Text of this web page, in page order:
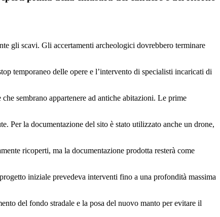
gli scavi. Gli accertamenti archeologici dovrebbero terminare
temporaneo delle opere e l’intervento di specialisti incaricati di
sembrano appartenere ad antiche abitazioni. Le prime
Per la documentazione del sito è stato utilizzato anche un drone,
ricoperti, ma la documentazione prodotta resterà come
iniziale prevedeva interventi fino a una profondità massima
del fondo stradale e la posa del nuovo manto per evitare il